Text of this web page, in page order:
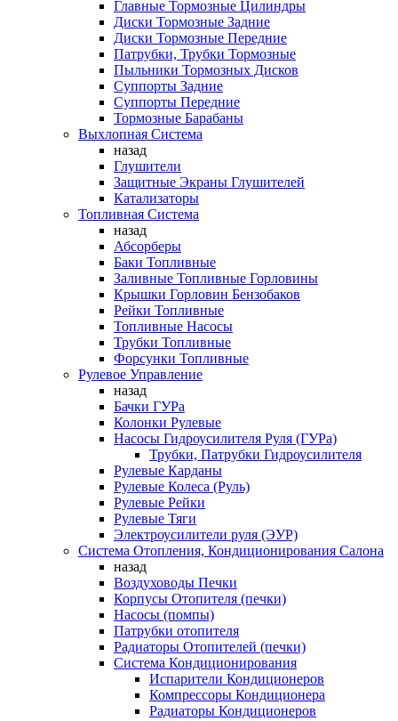
Главные Тормозные Цилиндры
Диски Тормозные Задние
Диски Тормозные Передние
Патрубки, Трубки Тормозные
Пыльники Тормозных Дисков
Суппорты Задние
Суппорты Передние
Тормозные Барабаны
Выхлопная Система
назад
Глушители
Защитные Экраны Глушителей
Катализаторы
Топливная Система
назад
Абсорберы
Баки Топливные
Заливные Топливные Горловины
Крышки Горловин Бензобаков
Рейки Топливные
Топливные Насосы
Трубки Топливные
Форсунки Топливные
Рулевое Управление
назад
Бачки ГУРа
Колонки Рулевые
Насосы Гидроусилителя Руля (ГУРа)
Трубки, Патрубки Гидроусилителя
Рулевые Карданы
Рулевые Колеса (Руль)
Рулевые Рейки
Рулевые Тяги
Электроусилители руля (ЭУР)
Система Отопления, Кондиционирования Салона
назад
Воздуховоды Печки
Корпусы Отопителя (печки)
Насосы (помпы)
Патрубки отопителя
Радиаторы Отопителей (печки)
Система Кондиционирования
Испарители Кондиционеров
Компрессоры Кондиционера
Радиаторы Кондиционеров